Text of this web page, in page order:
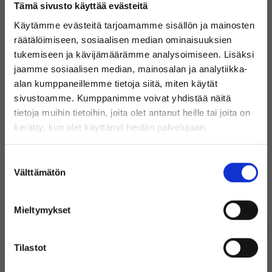
Tämä sivusto käyttää evästeitä
Käytämme evästeitä tarjoamamme sisällön ja mainosten
räätälöimiseen, sosiaalisen median ominaisuuksien
tukemiseen ja kävijämäärämme analysoimiseen. Lisäksi
jaamme sosiaalisen median, mainosalan ja analytiikka-
alan kumppaneillemme tietoja siitä, miten käytät
sivustoamme. Kumppanimme voivat yhdistää näitä
tietoja muihin tietoihin, joita olet antanut heille tai joita on
kerätty, kun olet käyttänyt heidän palvelujaan.
valinta
Välttämätön
Mieltymykset
Tilastot
- Kannettavien tietokoneiden mukana toimitetaan joko
alkuperäinen laturi tai yhteensopiva kolmannen osapuolen laturi
NUMERONÄPPÄIMISTÖ
EI
PROSESSORITYYPPI
INTEL CORE I5
ASENNETTU RAM-
MUISTIA
16 GB
TUETTU
16 GB
RAM-TYYPPI
DDR4
OPTINEN ASEMA
Millaisessa kunnossa käytetyt laitteet ovat?
Sisältyykö takuu kaikkiin laitteisiin?
Kuinka vanhoja laitteet ovat ja mistä ne tulevat?
Miten tukipalvelunne toimii?
Lisää tuotteeseen DELL LATITUDE 7320
19
€
Sisältää
Tervetuloa Inregon verkkokauppaan!